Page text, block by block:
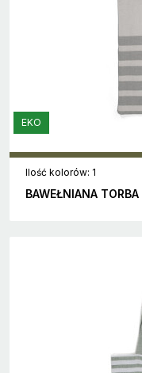
EKO
Ilość kolorów: 1
BAWEŁNIANA